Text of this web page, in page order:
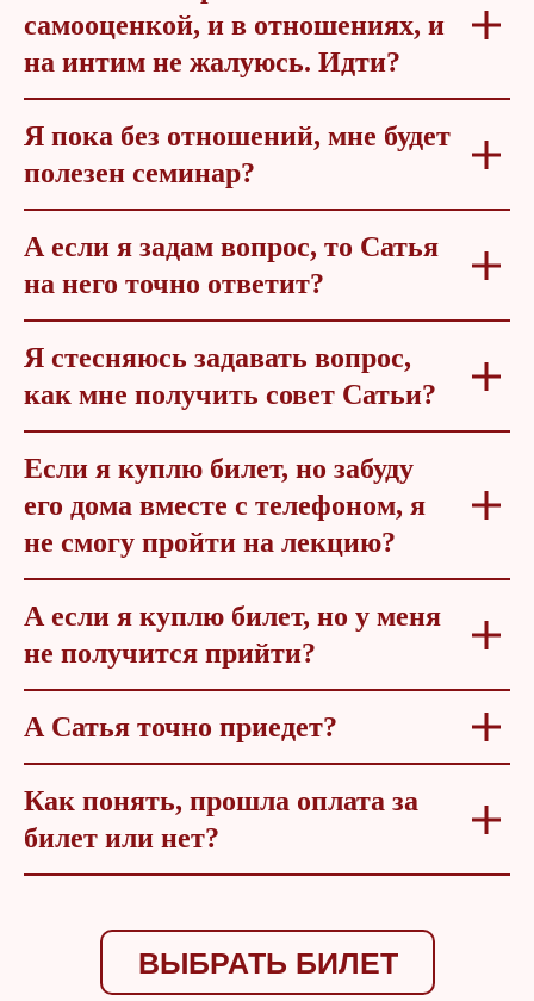
самооценкой, и в отношениях, и
на интим не жалуюсь. Идти?
Я пока без отношений, мне будет
полезен семинар?
А если я задам вопрос, то Сатья
на него точно ответит?
Я стесняюсь задавать вопрос,
как мне получить совет Сатьи?
Если я куплю билет, но забуду
его дома вместе с телефоном, я
не смогу пройти на лекцию?
А если я куплю билет, но у меня
не получится прийти?
А Сатья точно приедет?
Как понять, прошла оплата за
билет или нет?
ВЫБРАТЬ БИЛЕТ